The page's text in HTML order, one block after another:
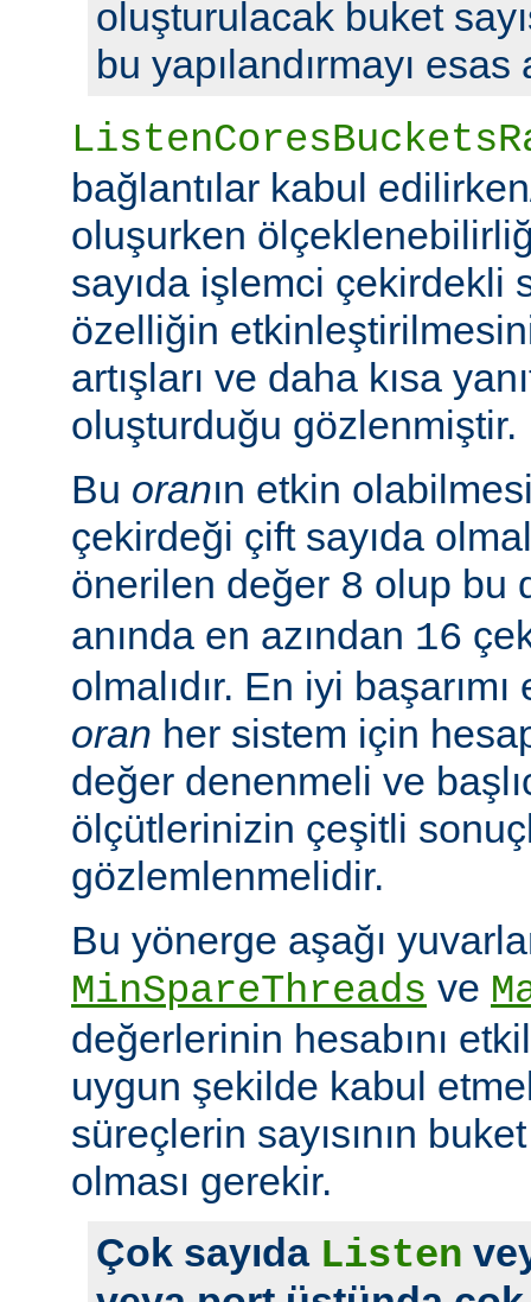
oluşturulacak buket
bu yapılandırmayı esas
bağlantılar kabul
oluşurken
sayıda işlemci çekirdekli
özelliğin
artışları ve daha kısa
oluşturduğu gözlenmiştir.
Bu oranın etkin
çekirdeği çift sayıda
önerilen değer 8 olup bu
anında en azından 16
olmalıdır. En iyi
oran her sistem için
değer denenmeli ve
ölçütlerinizin çeşitli
gözlemlenmelidir.
Bu yönerge aşağı
MinSpareThreads ve
değerlerinin hesabını
uygun şekilde kabul
süreçlerin sayısının buket
olması gerekir.
Çok sayıda Listen